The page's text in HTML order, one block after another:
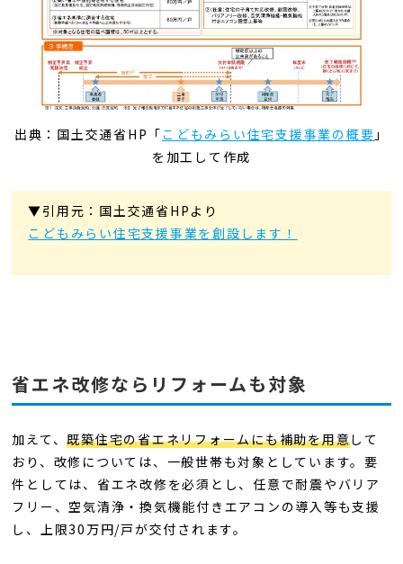
出典：国土交通省HP「 こどもみらい住宅支援事業の概要 」
を加工して作成
▼引用元：国土交通省HPより
こどもみらい住宅支援事業を創設します！
省エネ改修ならリフォームも対象
加えて、既築住宅の省エネリフォームにも補助を用意して
おり、改修については、一般世帯も対象としています。要
件としては、省エネ改修を必須とし、任意で耐震やバリア
フリー、空気清浄・換気機能付きエアコンの導入等も支援
し、上限30万円/戸が交付されます。